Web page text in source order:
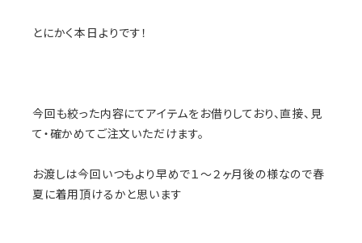
とにかく本日よりです！
今回も絞った内容にてアイテムをお借りしており、直接、見
て・確かめてご注文いただけます。
お渡しは今回いつもより早めで１〜２ヶ月後の様なので春
夏に着用頂けるかと思います